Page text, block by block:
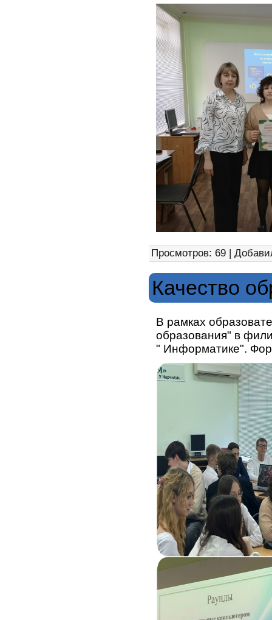
Просмотров: 69 |
Качество
В рамках
образования" в
" Информатике".